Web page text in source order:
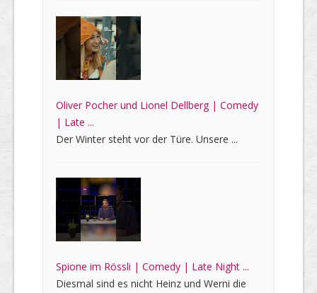
Oliver Pocher und Lionel Dellberg | Comedy
| Late ...
Der Winter steht vor der Türe. Unsere ...
Spione im Rössli | Comedy | Late Night ...
Diesmal sind es nicht Heinz und Werni die